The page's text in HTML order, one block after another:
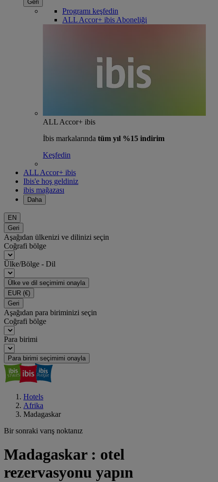
Geri
Programı keşfedin
ALL Accor+ ibis Aboneliği
ALL Accor+ ibis
İbis markalarında tüm yıl %15 indirim
Keşfedin
ALL Accor+ ibis
Ibis'e hoş geldiniz
ibis mağazası
Daha
EN
Geri
Aşağıdan ülkenizi ve dilinizi seçin
Coğrafi bölge
Ülke/Bölge - Dil
Ülke ve dil seçimimi onayla
EUR (€)
Geri
Aşağıdan para biriminizi seçin
Coğrafi bölge
Para birimi
Para birimi seçimimi onayla
Hotels
Afrika
Madagaskar
Bir sonraki varış noktanız
Madagaskar : otel
rezervasyonu yapın